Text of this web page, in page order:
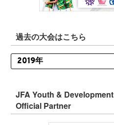
過去の大会はこちら
JFA Youth & Development
Official Partner